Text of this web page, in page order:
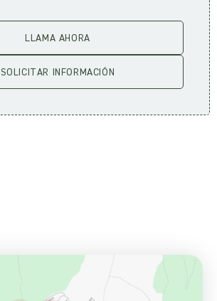
LLAMA AHORA
SOLICITAR INFORMACIÓN